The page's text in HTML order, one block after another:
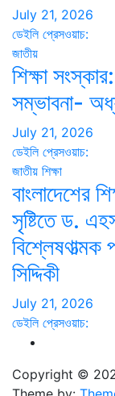
July 21, 2026
ডেইলি প্রেসওয়াচ:
জাতীয়
শিক্ষা
সম্ভাবনা-
July 21, 2026
ডেইলি প্রেসওয়াচ:
জাতীয় শিক্ষা
বাংলাদেশের
সৃষ্টিতে ড.
বিশ্লেষণাত্মক
সিদ্দিকী
July 21, 2026
ডেইলি প্রেসওয়াচ:
Copyright ©